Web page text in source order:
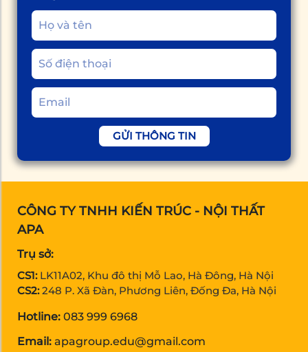
GỬI THÔNG TIN
CÔNG TY TNHH KIẾN TRÚC - NỘI THẤT
APA
Trụ sở:
CS1: LK11A02, Khu đô thị Mỗ Lao, Hà Đông, Hà Nội
CS2: 248 P. Xã Đàn, Phương Liên, Đống Đa, Hà Nội
Hotline: 083 999 6968
Email: apagroup.edu@gmail.com